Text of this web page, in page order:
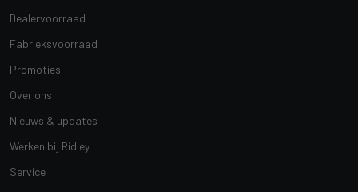
Dealervoorraad
Fabrieksvoorraad
Promoties
Over ons
Nieuws & updates
Werken bij Ridley
Service